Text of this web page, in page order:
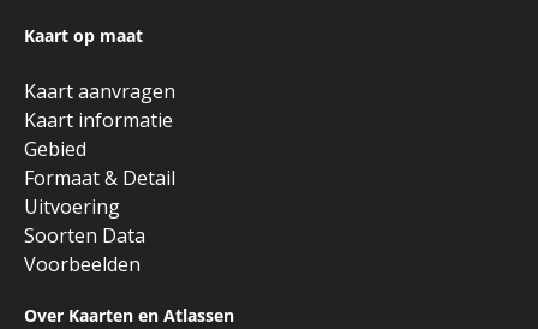
Kaart op maat
Kaart aanvragen
Kaart informatie
Gebied
Formaat & Detail
Uitvoering
Soorten Data
Voorbeelden
Over Kaarten en Atlassen